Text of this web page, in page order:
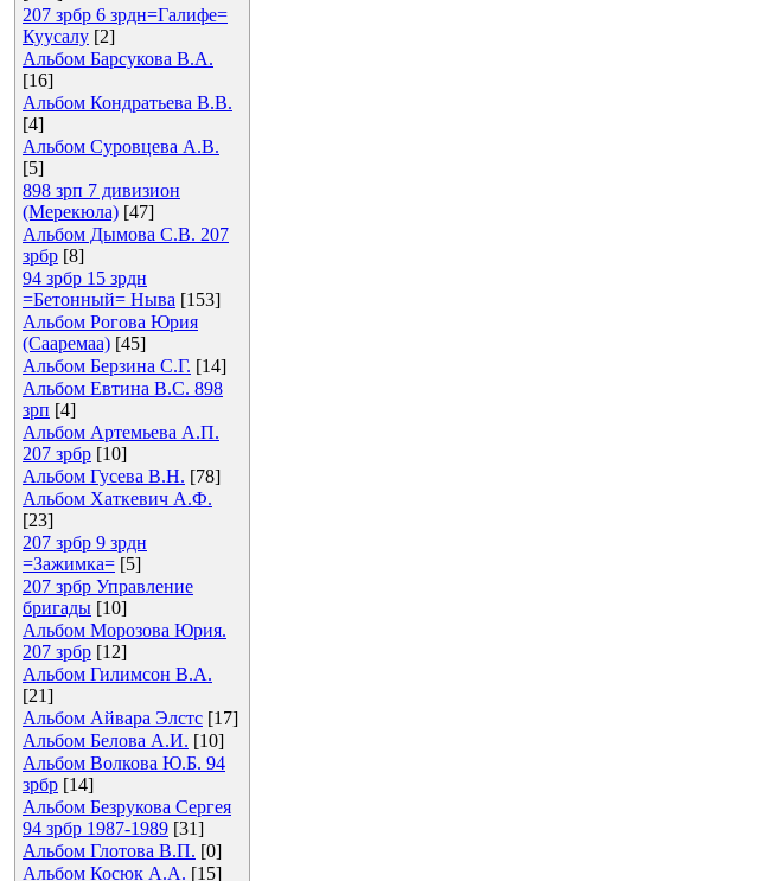
207 зрбр 6 зрдн=Галифе=
Куусалу [2]
Альбом Барсукова В.А.
[16]
Альбом Кондратьева В.В.
[4]
Альбом Суровцева А.В.
[5]
898 зрп 7 дивизион
(Мерекюла) [47]
Альбом Дымова С.В. 207
зрбр [8]
94 зрбр 15 зрдн
=Бетонный= Ныва [153]
Альбом Рогова Юрия
(Сааремаа) [45]
Альбом Берзина С.Г. [14]
Альбом Евтина В.С. 898
зрп [4]
Альбом Артемьева А.П.
207 зрбр [10]
Альбом Гусева В.Н. [78]
Альбом Хаткевич А.Ф.
[23]
207 зрбр 9 зрдн
=Зажимка= [5]
207 зрбр Управление
бригады [10]
Альбом Морозова Юрия.
207 зрбр [12]
Альбом Гилимсон В.А.
[21]
Альбом Айвара Элстс [17]
Альбом Белова А.И. [10]
Альбом Волкова Ю.Б. 94
зрбр [14]
Альбом Безрукова Сергея
94 зрбр 1987-1989 [31]
Альбом Глотова В.П. [0]
Альбом Косюк А.А. [15]